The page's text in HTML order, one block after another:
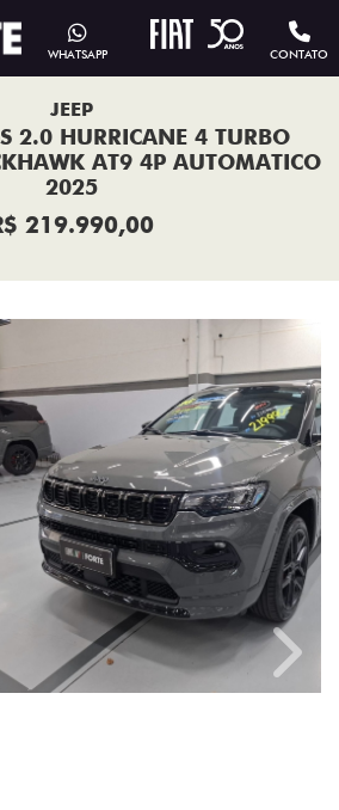
CONTATO
WHATSAPP
JEEP
2.0 HURRICANE 4 TURBO
AT9 4P AUTOMATICO
2025
219.990,00
Next